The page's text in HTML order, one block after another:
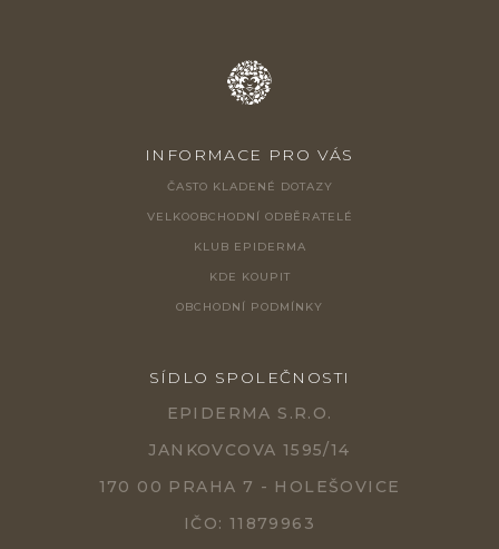
INFORMACE PRO VÁS
ČASTO KLADENÉ DOTAZY
VELKOOBCHODNÍ ODBĚRATELÉ
KLUB EPIDERMA
KDE KOUPIT
OBCHODNÍ PODMÍNKY
SÍDLO SPOLEČNOSTI
EPIDERMA S.R.O.
JANKOVCOVA 1595/14
170 00 PRAHA 7 - HOLEŠOVICE
IČO: 11879963